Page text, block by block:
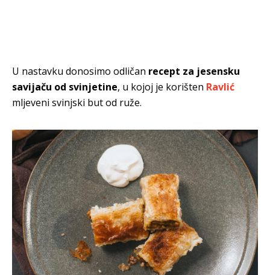
U nastavku donosimo odličan recept za jesensku
savijaču od svinjetine, u kojoj je korišten Ravlić
mljeveni svinjski but od ruže.